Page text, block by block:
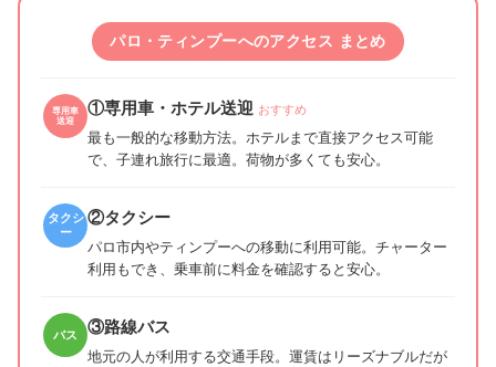
パロ・ティンプーへのアクセス まとめ
専用車
送迎
①専用車・ホテル送迎 おすすめ
最も一般的な移動方法。ホテルまで直接アクセス可能
で、子連れ旅行に最適。荷物が多くても安心。
タクシ
ー
②タクシー
パロ市内やティンプーへの移動に利用可能。チャーター
利用もでき、乗車前に料金を確認すると安心。
バス ③路線バス
地元の人が利用する交通手段。運賃はリーズナブルだが